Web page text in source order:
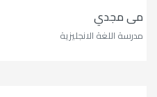
مى مجدي
مدرسة اللغة الانجليزية